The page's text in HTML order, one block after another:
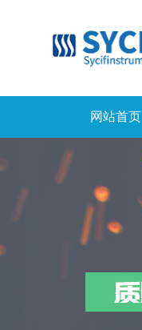
网站首页